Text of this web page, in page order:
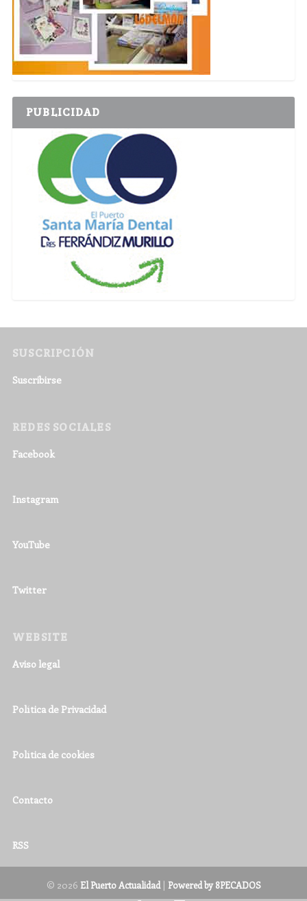
PUBLICIDAD
SUSCRIPCIÓN
Suscribirse
REDES SOCIALES
Facebook
Instagram
YouTube
Twitter
WEBSITE
Aviso legal
Política de Privacidad
Política de cookies
Contacto
RSS
© 2026 El Puerto Actualidad| Powered by 8PECADOS